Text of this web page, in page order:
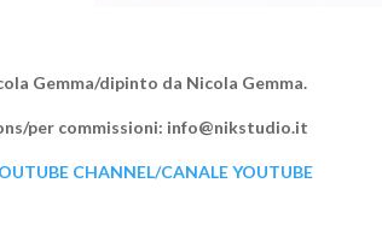
Gemma/dipinto da Nicola Gemma.
per commissioni: info@nikstudio.it
CHANNEL/CANALE YOUTUBE